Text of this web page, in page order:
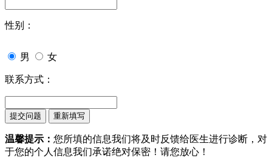
性别：
男 女
联系方式：
温馨提示： 您所填的信息我们将及时反馈给医生进行诊断，对
于您的个人信息我们承诺绝对保密！请您放心！